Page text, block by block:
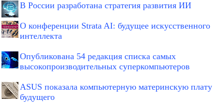
В России разработана стратегия развития ИИ
О конференции Strata AI: будущее искусственного
интеллекта
Опубликована 54 редакция списка самых
высокопроизводительных суперкомпьютеров
ASUS показала компьютерную материнскую плату
будущего